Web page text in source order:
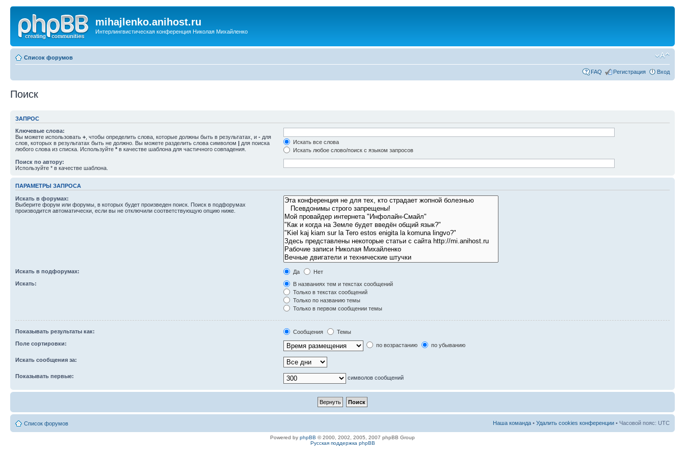
mihajlenko.anihost.ru
Интерлингвистическая конференция Николая Михайленко
Список форумов
FAQ Регистрация Вход
Поиск
ЗАПРОС
Ключевые слова:
Вы можете использовать + , чтобы определить слова, которые должны быть в результатах, и - для
слов, которых в результатах быть не должно. Вы можете разделить слова символом | для поиска
любого слова из списка. Используйте * в качестве шаблона для частичного совпадения.
Искать все слова
Искать любое слово/поиск с языком запросов
Поиск по автору:
Используйте * в качестве шаблона.
ПАРАМЕТРЫ ЗАПРОСА
Искать в форумах:
Выберите форум или форумы, в которых будет произведен поиск. Поиск в подфорумах
производится автоматически, если вы не отключили соответствующую опцию ниже.
Искать в подфорумах: Да
Нет
Искать:
В названиях тем и текстах сообщений
Только в текстах сообщений
Только по названию темы
Только в первом сообщении темы
Показывать результаты как: Сообщения
Темы
Поле сортировки:
по возрастанию по убыванию
Искать сообщения за:
Показывать первые: символов сообщений
Список форумов Наша команда • Удалить cookies конференции • Часовой пояс: UTC
Powered by phpBB © 2000, 2002, 2005, 2007 phpBB Group
Русская поддержка phpBB